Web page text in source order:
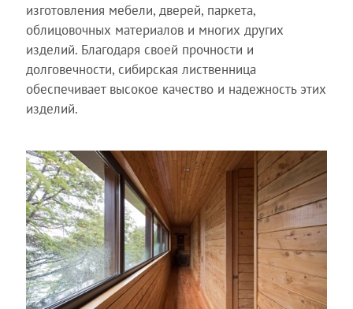
изготовления мебели, дверей, паркета,
облицовочных материалов и многих других
изделий. Благодаря своей прочности и
долговечности, сибирская лиственница
обеспечивает высокое качество и надежность этих
изделий.